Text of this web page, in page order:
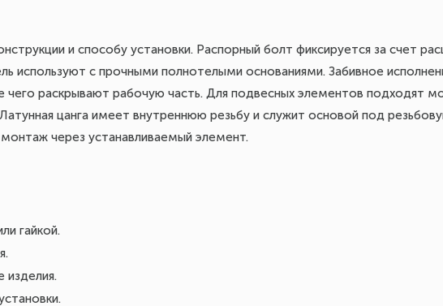
и способу установки. Распорный болт фиксируется за счет
используют с прочными полнотелыми основаниями. Забивное
чего раскрывают рабочую часть. Для подвесных элементов подходят
цанга имеет внутреннюю резьбу и служит основой под
через устанавливаемый элемент.
гайкой.
изделия.